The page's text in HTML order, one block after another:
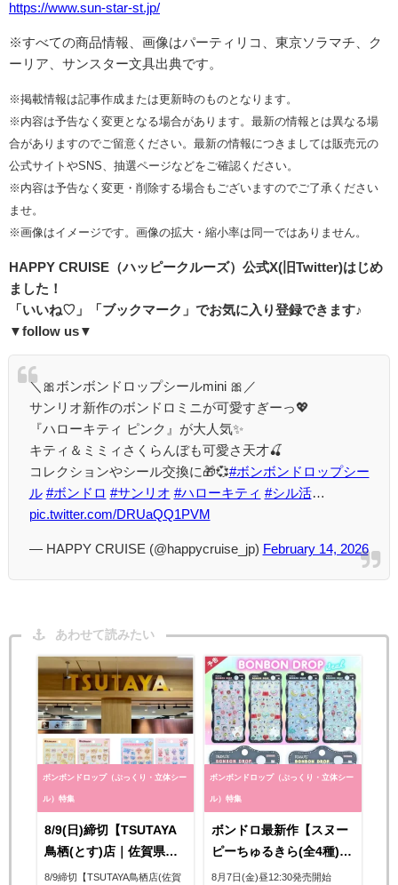
https://www.sun-star-st.jp/
※すべての商品情報、画像はパーティリコ、東京ソラマチ、ク
ーリア、サンスター文具出典です。
※掲載情報は記事作成または更新時のものとなります。
※内容は予告なく変更となる場合があります。最新の情報とは異なる場
合がありますのでご留意ください。最新の情報につきましては販売元の
公式サイトやSNS、抽選ページなどをご確認ください。
※内容は予告なく変更・削除する場合もございますのでご了承ください
ませ。
※画像はイメージです。画像の拡大・縮小率は同一ではありません。
HAPPY CRUISE（ハッピークルーズ） 公式X( 旧Twitter)はじめ
ました！
「いいね♡」「ブックマーク」でお気に入り登録できます♪
▼follow us▼
＼🎀ボンボンドロップシールmini 🎀／
サンリオ新作のボンドロミニが可愛すぎーっ💖
『ハローキティ ピンク』が大人気✨
キティ＆ミミィさくらんぼも可愛さ天才🍒
コレクションやシール交換に🎁💞#ボンボンドロップシー
ル #ボンドロ #サンリオ #ハローキティ #シル活…
pic.twitter.com/DRUaQQ1PVM
— HAPPY CRUISE (@happycruise_jp) February 14, 2026
あわせて読みたい
ボンボンドロップ（ぷっくり・立体シー
ル）特集
8/9(日)締切【TSUTAYA
鳥栖(とす)店｜佐賀県】
大人気ボンドロ「リラッ
8/9締切【TSUTAYA鳥栖店(佐賀
ボンボンドロップ（ぷっくり・立体シー
ル）特集
ボンドロ最新作【スヌー
ピーちゅるきら(全4種)】
PEANUTS公式オンライ
8月7日(金)昼12:30発売開始